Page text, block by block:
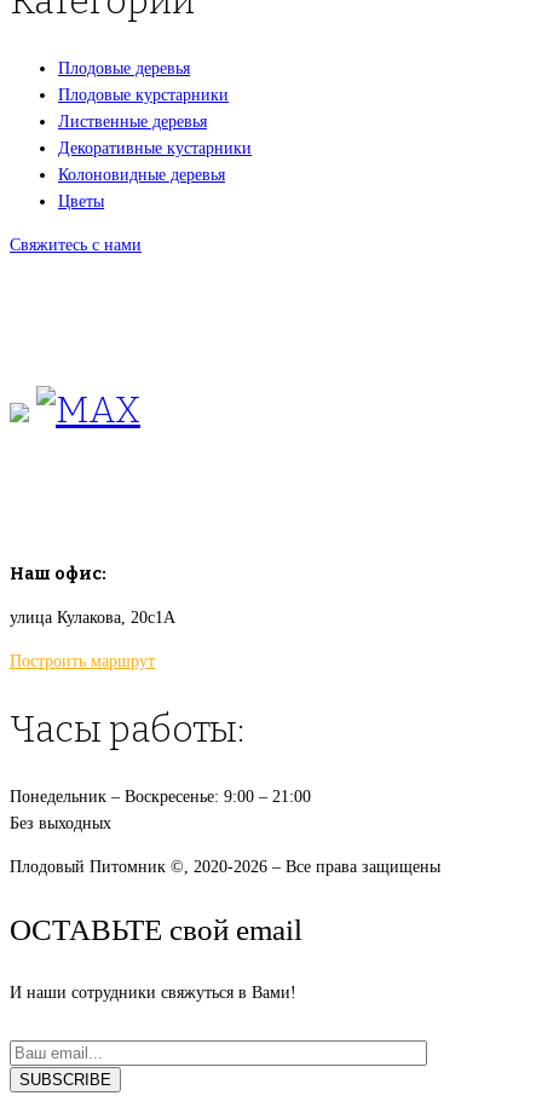
Плодовые деревья
Плодовые курстарники
Лиственные деревья
Декоративные кустарники
Колоновидные деревья
Цветы
Свяжитесь с нами
Наш офис:
улица Кулакова, 20с1А
Построить маршрут
Часы работы:
Понедельник – Воскресенье: 9:00 – 21:00
Без выходных
Плодовый Питомник ©, 2020-2026 – Все права защищены
ОСТАВЬТЕ свой email
И наши сотрудники свяжуться в Вами!